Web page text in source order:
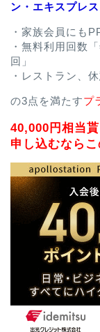
ン・エキスプレ
・家族会員にも
・無料利用回数
回」
・レストラン、
の3点を満たすプ
40,000円相当
申し込むならこ